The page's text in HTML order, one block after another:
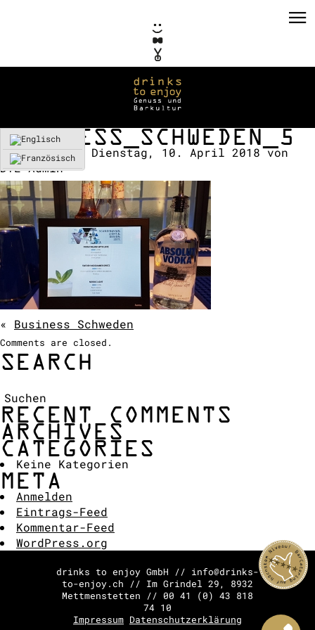
CORPORATE EVENTS
KONZEPTE / CONSULTING
REFERENZEN
VERMIETUNG
TEAM / KONTAKT
COCKTAIL SHOW
ANFRAGE
BUSINESS_SCHWEDEN_5
Erstellt am: Dienstag, 10. April 2018von
DTE-Admin
« Business Schweden
Comments are closed.
SEARCH
RECENT COMMENTS
ARCHIVES
CATEGORIES
Keine Kategorien
META
Anmelden
Eintrags-Feed
Kommentar-Feed
WordPress.org
drinks to enjoy GmbH // info@drinks-
to-enjoy.ch // Im Grindel 29, 8932
Mettmenstetten // 00 41 (0) 43 818
74 10
Impressum Datenschutzerklärung